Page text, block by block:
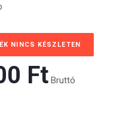
NINCS KÉSZLETEN
Ft‎ Bruttó